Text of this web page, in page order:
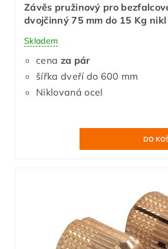
Závěs pružinový pro
dvojčinný 75 mm do 15 Kg nikl
Skladem
cena za pár
šířka dveří do 600 mm
Niklovaná ocel